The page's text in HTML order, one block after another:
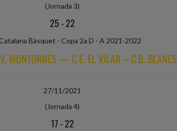
(Jornada 3)
25-22
Bàsquet - Copa 2a D - A 2021-2022
MONTORNÉS — C.E. EL VILAR – C.B. BLANES
27/11/2021
(Jornada 4)
17-22